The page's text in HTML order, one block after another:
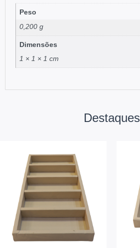
Peso
0,200 g
Dimensões
1 × 1 × 1 cm
Destaques